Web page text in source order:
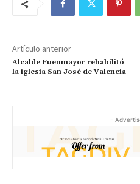
Artículo anterior
Alcalde Fuenmayor rehabilitó
la iglesia San José de Valencia
-